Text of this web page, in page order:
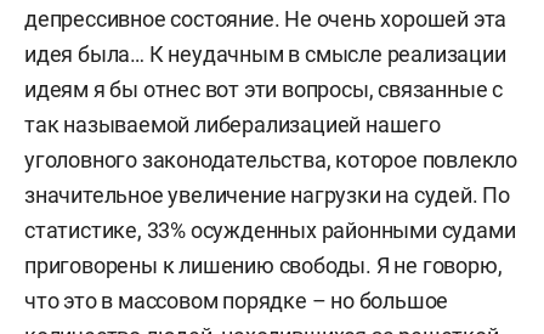
депрессивное состояние. Не очень хорошей эта
идея была… К неудачным в смысле реализации
идеям я бы отнес вот эти вопросы, связанные с
так называемой либерализацией нашего
уголовного законодательства, которое повлекло
значительное увеличение нагрузки на судей. По
статистике, 33% осужденных районными судами
приговорены к лишению свободы. Я не говорю,
что это в массовом порядке – но большое